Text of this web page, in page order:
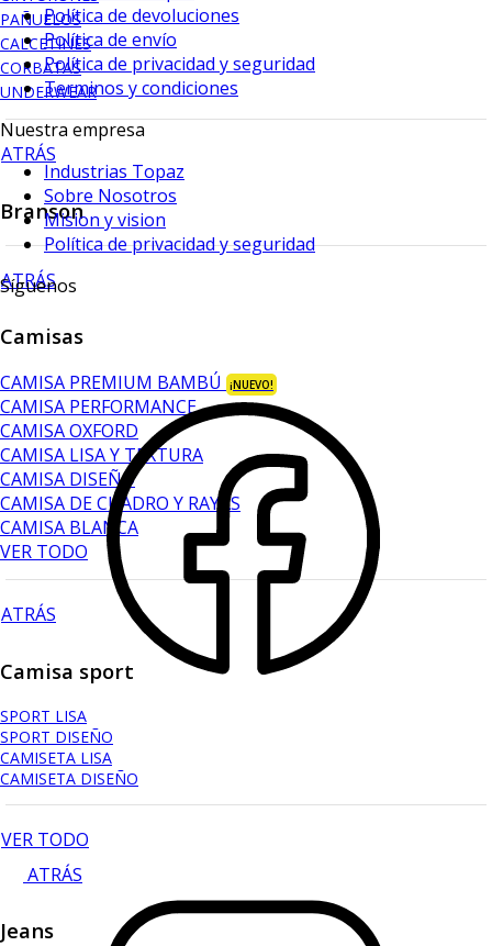
PAÑUELOS
CALCETINES
CORBATAS
UNDERWEAR
ATRÁS
Branson
ATRÁS
Camisas
CAMISA PREMIUM BAMBÚ ¡NUEVO!
CAMISA PERFORMANCE
CAMISA OXFORD
CAMISA LISA Y TEXTURA
CAMISA DISEÑO
CAMISA DE CUADRO Y RAYAS
CAMISA BLANCA
VER TODO
ATRÁS
Camisa sport
SPORT LISA
SPORT DISEÑO
CAMISETA LISA
CAMISETA DISEÑO
VER TODO
ATRÁS
Jeans
Política de devoluciones
Política de envío
Política de privacidad y seguridad
Terminos y condiciones
Nuestra empresa
Industrias Topaz
Sobre Nosotros
Mision y vision
Política de privacidad y seguridad
Síguenos